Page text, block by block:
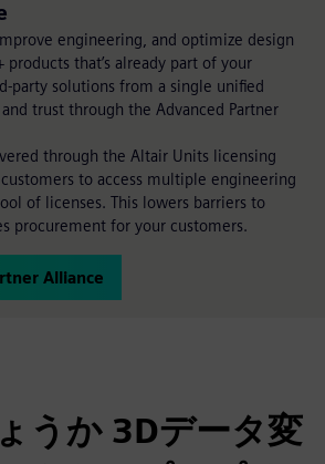
engineering, and optimize design
that’s already part of your
party solutions from a single unified
trust through the Advanced Partner
through the Altair Units licensing
to access multiple engineering
of licenses. This lowers barriers to
procurement for your customers.
Alliance
うか 3Dデータ変